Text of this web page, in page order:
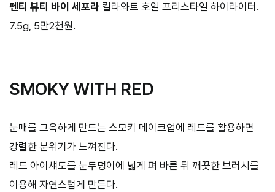
펜티 뷰티 바이 세포라 킬라와트 호일 프리스타일 하이라이터.
7.5g, 5만2천원.
SMOKY WITH RED
눈매를 그윽하게 만드는 스모키 메이크업에 레드를 활용하면
강렬한 분위기가 느껴진다.
레드 아이섀도를 눈두덩이에 넓게 펴 바른 뒤 깨끗한 브러시를
이용해 자연스럽게 만든다.